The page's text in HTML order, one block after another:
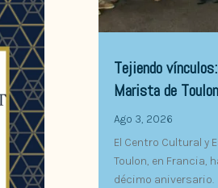
Tejiendo
Marista de Toulon
Ago 3, 2026
El Centro Cultural y
Toulon, en Francia,
décimo aniversario.